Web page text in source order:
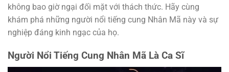
không bao giờ ngại đối mặt với thách thức. Hãy cùng
khám phá những người nổi tiếng cung Nhân Mã này và sự
nghiệp đáng kinh ngạc của họ.
Người Nổi Tiếng Cung Nhân Mã Là Ca Sĩ